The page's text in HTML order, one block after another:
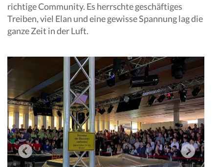
richtige Community. Es herrschte geschäftiges
Treiben, viel Elan und eine gewisse Spannung lag die
ganze Zeit in der Luft.